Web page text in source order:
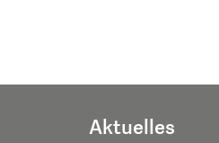
Aktuelles